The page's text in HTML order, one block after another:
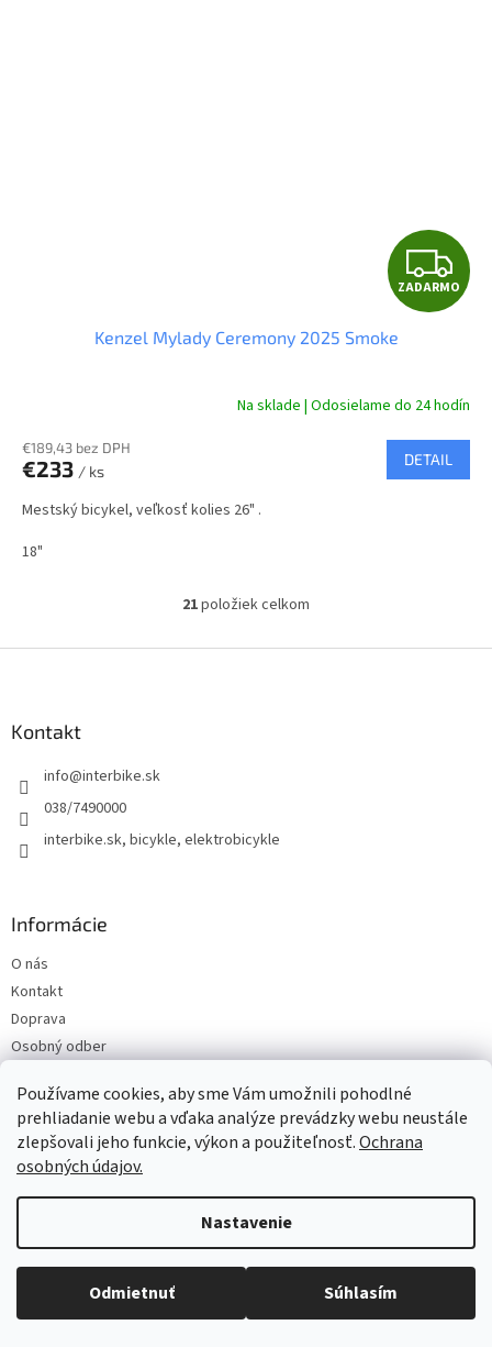
Používame cookies, aby sme Vám umožnili pohodlné
prehliadanie webu a vďaka analýze prevádzky webu neustále
zlepšovali jeho funkcie, výkon a použiteľnosť.Ochrana
osobných údajov.
Nastavenie
Odmietnuť Súhlasím
Objednaný tovar si môžete prevziať osobne v predajni SELEKTRA,
Družstevná 1143/24, Partizánske, tel.: 038/7490000. Všetok tovar je
Z
A
A
R
M
ZADARMO
Kenzel Mylady Ceremony 2025 Smoke
Na sklade | Odosielame do 24 hodín
€189,43 bez DPH
€233 / ks
DETAIL
Mestský bicykel, veľkosť kolies 26" .
18"
O
l
v
21položiek celkom
Kontakt
info@interbike.sk
038/7490000
interbike.sk, bicykle, elektrobicykle
Informácie
O nás
Kontakt
Doprava
Osobný odber
Ochrana osobných údajov
Reklamácie
Moja objednávka
Blog